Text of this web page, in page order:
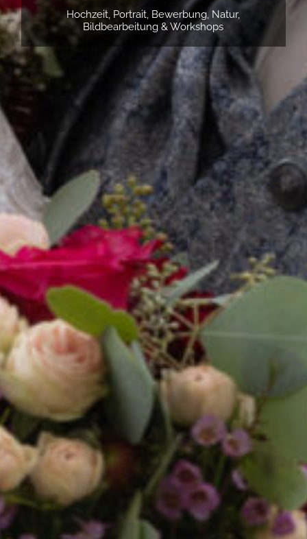
Hochzeit, Portrait, Bewerbung, Natur,
Bildbearbeitung & Workshops